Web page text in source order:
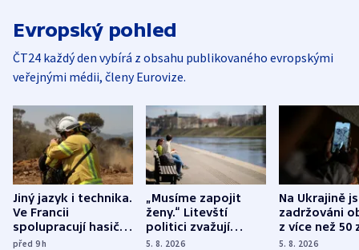
Evropský pohled
ČT24 každý den vybírá z obsahu publikovaného evropskými
veřejnými médii, členy Eurovize.
Jiný jazyk i technika.
Ve Francii
spolupracují hasiči z
různých zemí
před 9h
„Musíme zapojit
ženy.“ Litevští
politici zvažují
dohodu o
5. 8. 2026
Na Ukrajině
zadržováni
z více než 50
Bojovali na
5. 8. 2026